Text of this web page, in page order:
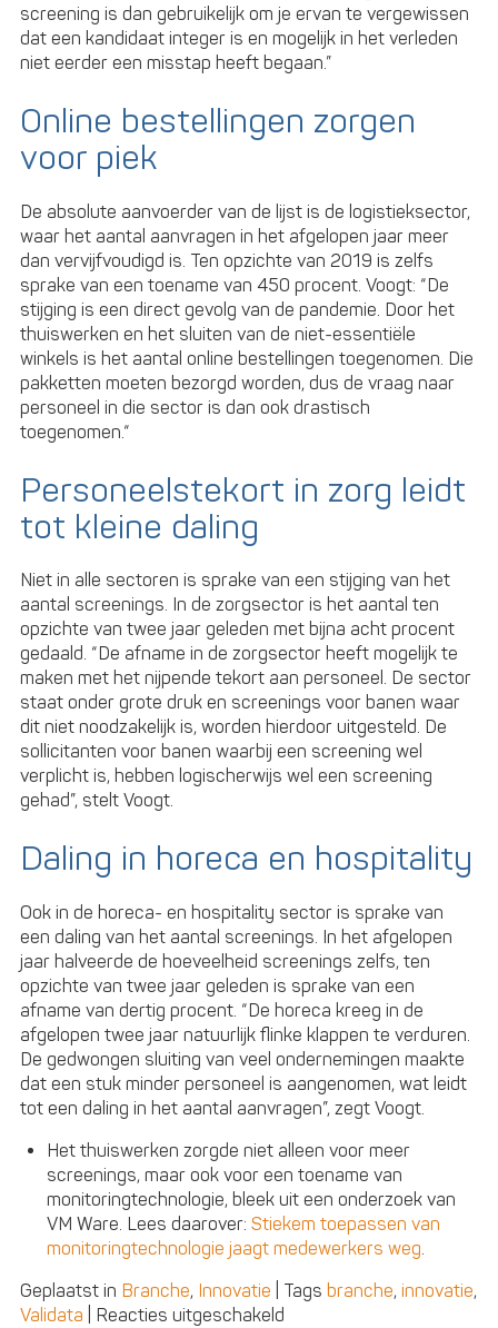
screening is dan gebruikelijk om je ervan te vergewissen
dat een kandidaat integer is en mogelijk in het verleden
niet eerder een misstap heeft begaan.”
Online bestellingen zorgen
voor piek
De absolute aanvoerder van de lijst is de logistieksector,
waar het aantal aanvragen in het afgelopen jaar meer
dan vervijfvoudigd is. Ten opzichte van 2019 is zelfs
sprake van een toename van 450 procent. Voogt: “De
stijging is een direct gevolg van de pandemie. Door het
thuiswerken en het sluiten van de niet-essentiële
winkels is het aantal online bestellingen toegenomen. Die
pakketten moeten bezorgd worden, dus de vraag naar
personeel in die sector is dan ook drastisch
toegenomen.“
Personeelstekort in zorg leidt
tot kleine daling
Niet in alle sectoren is sprake van een stijging van het
aantal screenings. In de zorgsector is het aantal ten
opzichte van twee jaar geleden met bijna acht procent
gedaald. “De afname in de zorgsector heeft mogelijk te
maken met het nijpende tekort aan personeel. De sector
staat onder grote druk en screenings voor banen waar
dit niet noodzakelijk is, worden hierdoor uitgesteld. De
sollicitanten voor banen waarbij een screening wel
verplicht is, hebben logischerwijs wel een screening
gehad”, stelt Voogt.
Daling in horeca en hospitality
Ook in de horeca- en hospitality sector is sprake van
een daling van het aantal screenings. In het afgelopen
jaar halveerde de hoeveelheid screenings zelfs, ten
opzichte van twee jaar geleden is sprake van een
afname van dertig procent. “De horeca kreeg in de
afgelopen twee jaar natuurlijk flinke klappen te verduren.
De gedwongen sluiting van veel ondernemingen maakte
dat een stuk minder personeel is aangenomen, wat leidt
tot een daling in het aantal aanvragen”, zegt Voogt.
Het thuiswerken zorgde niet alleen voor meer
screenings, maar ook voor een toename van
monitoringtechnologie, bleek uit een onderzoek van
VM Ware. Lees daarover:Stiekem toepassen van
monitoringtechnologie jaagt medewerkers weg.
Geplaatst in Branche, Innovatie Tags branche,innovatie,
Validata
Reacties uitgeschakeld